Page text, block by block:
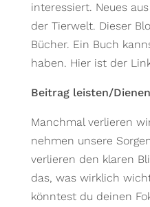
interessiert. Neues
der Tierwelt. Dieser
Bücher. Ein Buch
haben. Hier ist der
Beitrag leisten/Dienen
Manchmal verlieren
nehmen unsere
verlieren den klaren
das, was wirklich
könntest du deinen